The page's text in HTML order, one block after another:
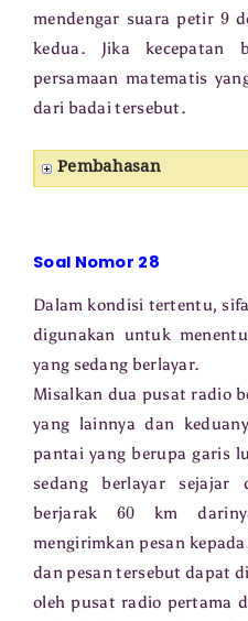
mendengar suara petir 9
kedua. Jika kecepatan
persamaan matematis
dari badai tersebut.
Pembahasan
Soal Nomor 28
Dalam kondisi tertentu,
digunakan untuk
yang sedang berlayar.
Misalkan dua pusat radio
yang lainnya dan
pantai yang berupa garis
sedang berlayar
berjarak60 km
mengirimkan pesan
dan pesan tersebut dapat
oleh pusat radio pertama